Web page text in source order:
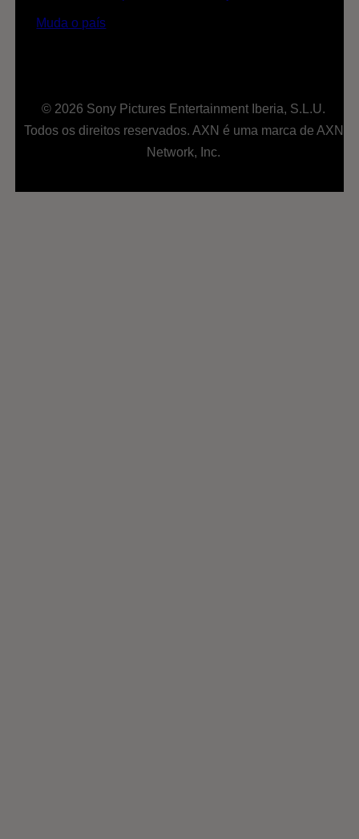
Muda o país
© 2026 Sony Pictures Entertainment Iberia, S.L.U.
Todos os direitos reservados. AXN é uma marca de AXN
Network, Inc.